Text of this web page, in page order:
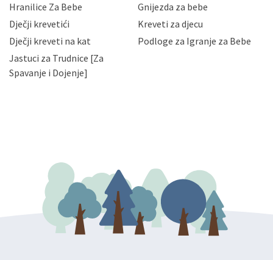
slučajevima koji su dozvoljeni zakonima. Napominjemo
da možete u svako doba, u potpunosti ili djelomice,
zatražiti prestanak aktivnosti obrade Vaših osobnih
podataka. Opoziv privole možete podnijeti poštom na
gore navedenu adresu ili e-mailom na adresu:
Hranilice Za Bebe
Gnijezda za bebe
Dječji krevetići
Kreveti za djecu
Dječji kreveti na kat
Podloge za Igranje za Bebe
Jastuci za Trudnice [Za
Spavanje i Dojenje]